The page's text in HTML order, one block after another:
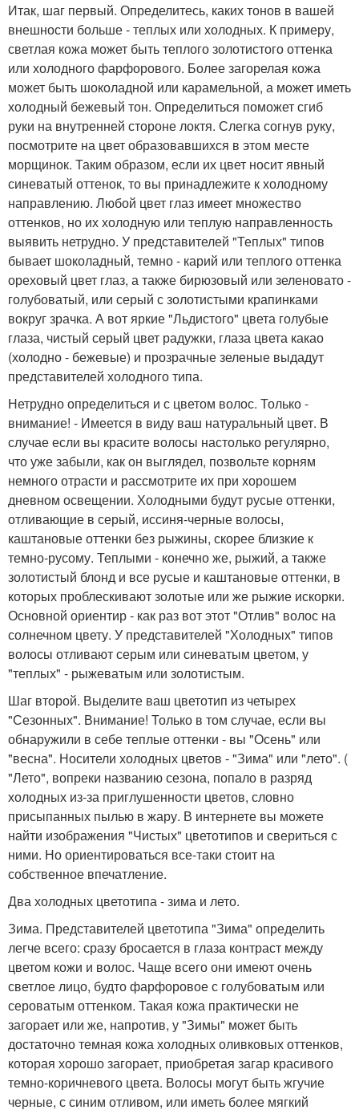
Итак, шаг первый. Определитесь, каких тонов в вашей
внешности больше - теплых или холодных. К примеру,
светлая кожа может быть теплого золотистого оттенка
или холодного фарфорового. Более загорелая кожа
может быть шоколадной или карамельной, а может иметь
холодный бежевый тон. Определиться поможет сгиб
руки на внутренней стороне локтя. Слегка согнув руку,
посмотрите на цвет образовавшихся в этом месте
морщинок. Таким образом, если их цвет носит явный
синеватый оттенок, то вы принадлежите к холодному
направлению. Любой цвет глаз имеет множество
оттенков, но их холодную или теплую направленность
выявить нетрудно. У представителей "Теплых" типов
бывает шоколадный, темно - карий или теплого оттенка
ореховый цвет глаз, а также бирюзовый или зеленовато -
голубоватый, или серый с золотистыми крапинками
вокруг зрачка. А вот яркие "Льдистого" цвета голубые
глаза, чистый серый цвет радужки, глаза цвета какао
(холодно - бежевые) и прозрачные зеленые выдадут
представителей холодного типа.
Нетрудно определиться и с цветом волос. Только -
внимание! - Имеется в виду ваш натуральный цвет. В
случае если вы красите волосы настолько регулярно,
что уже забыли, как он выглядел, позвольте корням
немного отрасти и рассмотрите их при хорошем
дневном освещении. Холодными будут русые оттенки,
отливающие в серый, иссиня-черные волосы,
каштановые оттенки без рыжины, скорее близкие к
темно-русому. Теплыми - конечно же, рыжий, а также
золотистый блонд и все русые и каштановые оттенки, в
которых проблескивают золотые или же рыжие искорки.
Основной ориентир - как раз вот этот "Отлив" волос на
солнечном цвету. У представителей "Холодных" типов
волосы отливают серым или синеватым цветом, у
"теплых" - рыжеватым или золотистым.
Шаг второй. Выделите ваш цветотип из четырех
"Сезонных". Внимание! Только в том случае, если вы
обнаружили в себе теплые оттенки - вы "Осень" или
"весна". Носители холодных цветов - "Зима" или "лето". (
"Лето", вопреки названию сезона, попало в разряд
холодных из-за приглушенности цветов, словно
присыпанных пылью в жару. В интернете вы можете
найти изображения "Чистых" цветотипов и свериться с
ними. Но ориентироваться все-таки стоит на
собственное впечатление.
Два холодных цветотипа - зима и лето.
Зима. Представителей цветотипа "Зима" определить
легче всего: сразу бросается в глаза контраст между
цветом кожи и волос. Чаще всего они имеют очень
светлое лицо, будто фарфоровое с голубоватым или
сероватым оттенком. Такая кожа практически не
загорает или же, напротив, у "Зимы" может быть
достаточно темная кожа холодных оливковых оттенков,
которая хорошо загорает, приобретая загар красивого
темно-коричневого цвета. Волосы могут быть жгучие
черные, с синим отливом, или иметь более мягкий